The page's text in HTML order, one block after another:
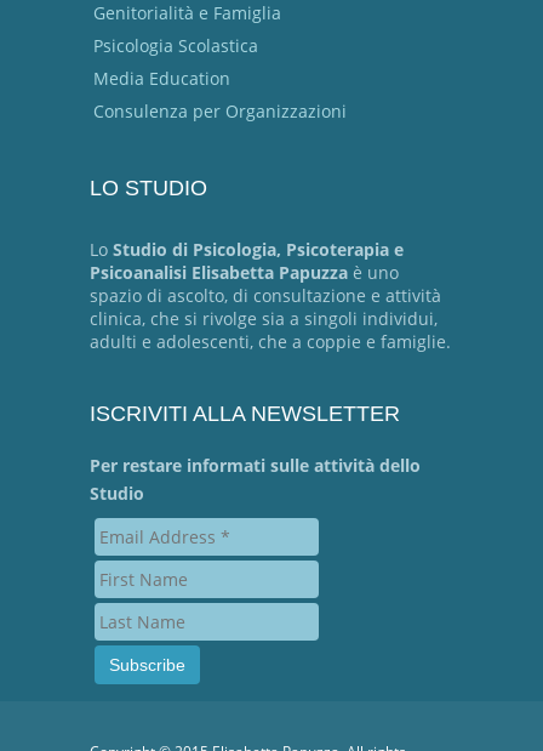
Genitorialità e Famiglia
Psicologia Scolastica
Media Education
Consulenza per Organizzazioni
LO STUDIO
Lo Studio di Psicologia, Psicoterapia e
Psicoanalisi Elisabetta Papuzza è uno
spazio di ascolto, di consultazione e attività
clinica, che si rivolge sia a singoli individui,
adulti e adolescenti, che a coppie e famiglie.
ISCRIVITI ALLA NEWSLETTER
Per restare informati sulle attività dello
Studio
Subscribe